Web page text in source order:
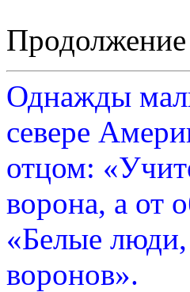
Продолжение
Однажды
севере
отцом:
ворона, а от
«Белые
воронов».